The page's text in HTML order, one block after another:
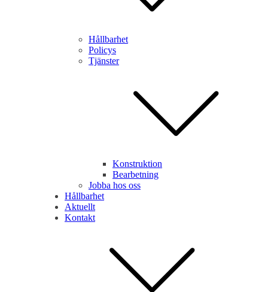
och enter-tangenten för besöka önskad sida. På enheter
Hållbarhet
Policys
Tjänster
Konstruktion
Bearbetning
Jobba hos oss
Hållbarhet
Aktuellt
Kontakt